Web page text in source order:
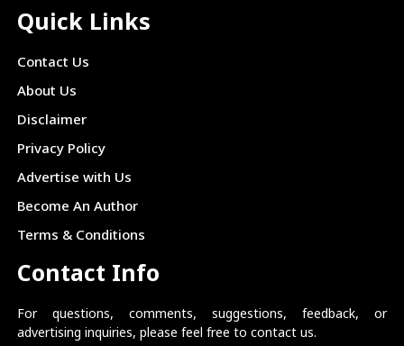
Quick Links
Contact Us
About Us
Disclaimer
Privacy Policy
Advertise with Us
Become An Author
Terms & Conditions
Contact Info
For questions, comments, suggestions, feedback, or
advertising inquiries, please feel free to contact us.